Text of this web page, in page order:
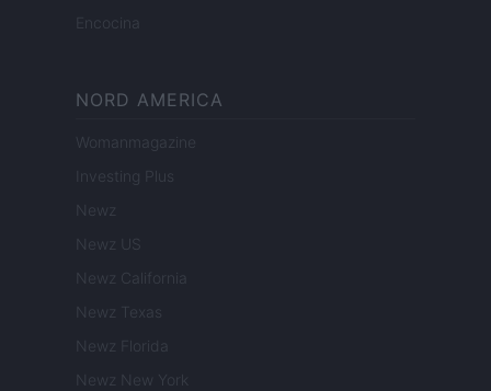
Encocina
NORD AMERICA
Womanmagazine
Investing Plus
Newz
Newz US
Newz California
Newz Texas
Newz Florida
Newz New York